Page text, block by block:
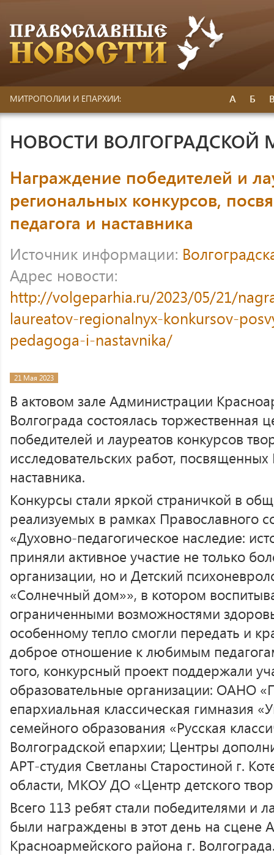
МИТРОПОЛИИ И ЕПАРХИИ: А Б
НОВОСТИ
Награждение победителей и
региональных конкурсов,
педагога и наставника
Источник информации:
Адрес новости:
http://volgeparhia.ru/2023/05/21/
laureatov-regionalnyx-konkursov-
pedagoga-i-nastavnika/
21 Мая 2023
В актовом зале Администрации
Волгограда состоялась торжественная
победителей и лауреатов конкурсов
исследовательских работ, посвященных
наставника.
Конкурсы стали яркой страничкой в
реализуемых в рамках Православного
«Духовно-педагогическое наследие:
приняли активное участие не только
организации, но и Детский
«Солнечный дом»», в котором
ограниченными возможностями
особенному тепло смогли передать и
доброе отношение к любимым
того, конкурсный проект поддержали
образовательные организации: ОАНО
епархиальная классическая гимназия
семейного образования «Русская
Волгоградской епархии; Центры
АРТ-студия Светланы Старостиной г.
области, МКОУ ДО «Центр детского
Всего 113 ребят стали победителями и
были награждены в этот день на сцене
Красноармейского района г.